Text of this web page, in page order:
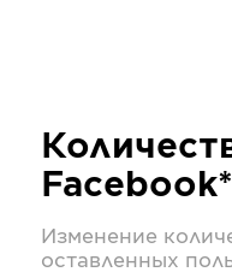
Facebook*
Изменение
оставленных